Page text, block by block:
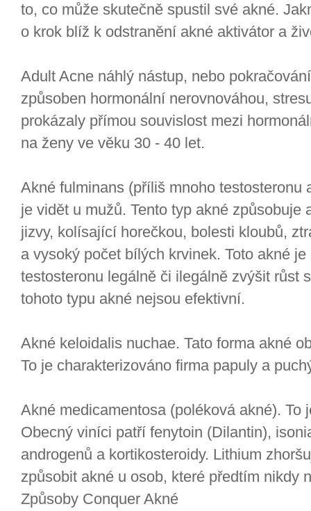
to, co může skutečně spustil své akné.
o krok blíž k odstranění akné aktivátor a
Adult Acne náhlý nástup, nebo
způsoben hormonální nerovnováhou,
prokázaly přímou souvislost mezi
na ženy ve věku 30 - 40 let.
Akné fulminans (příliš mnoho testosteronu
je vidět u mužů. Tento typ akné způsobuje
jizvy, kolísající horečkou, bolesti kloubů,
a vysoký počet bílých krvinek. Toto akné
testosteronu legálně či ilegálně zvýšit růst
tohoto typu akné nejsou efektivní.
Akné keloidalis nuchae. Tato forma akné
To je charakterizováno firma papuly a
Akné medicamentosa (poléková akné). To
Obecný viníci patří fenytoin (Dilantin),
androgenů a kortikosteroidy. Lithium
způsobit akné u osob, které předtím nikdy
Způsoby Conquer Akné